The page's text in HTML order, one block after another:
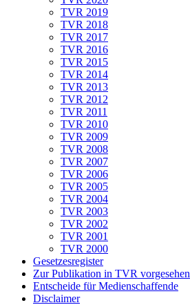
TVR 2019
TVR 2018
TVR 2017
TVR 2016
TVR 2015
TVR 2014
TVR 2013
TVR 2012
TVR 2011
TVR 2010
TVR 2009
TVR 2008
TVR 2007
TVR 2006
TVR 2005
TVR 2004
TVR 2003
TVR 2002
TVR 2001
TVR 2000
Gesetzesregister
Zur Publikation in TVR vorgesehen
Entscheide für Medienschaffende
Disclaimer